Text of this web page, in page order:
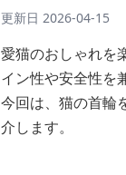
更新日 2026-04-15
愛猫のおしゃれを
イン性や安全性を
今回は、猫の首輪
介します。